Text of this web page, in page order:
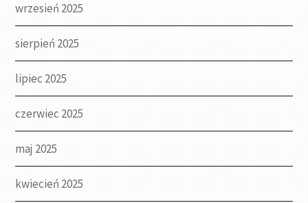
wrzesień 2025
sierpień 2025
lipiec 2025
czerwiec 2025
maj 2025
kwiecień 2025